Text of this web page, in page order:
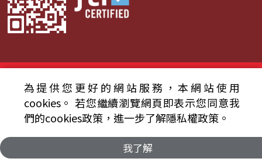
© 2024財團法人中央廣播電臺 版權所有
資通安全政策聲明
服務條款 隱私權條款
為提供您更好的網站服務，本網站使用
cookies。 若您繼續瀏覽網頁即表示您同意我
們的cookies政策，進一步了解隱私權政策。
我了解